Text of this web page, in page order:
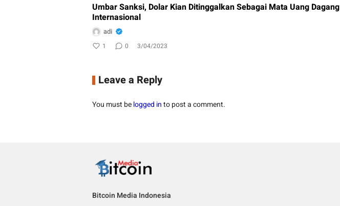
Umbar Sanksi, Dolar Kian Ditinggalkan Sebagai Mata Uang Dagang
Internasional
adi
1 0 3/04/2023
Leave a Reply
You must belogged into post a comment.
Bitcoin Media Indonesia